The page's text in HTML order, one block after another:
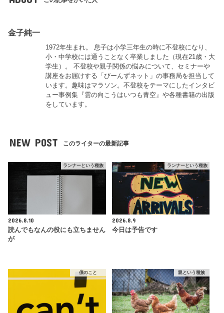
金子純一
1972年生まれ。 息子は小学三年生の時に不登校になり、
小・中学校には通うことなく卒業しました（現在21歳・大
学生）。 不登校や親子関係の悩みについて、セミナーや
講座をお届けする「びーんずネット」の事務局を担当して
います。趣味はマラソン。不登校をテーマにしたインタビ
ュー事例集『雲の向こうはいつも青空』や各種書籍の出版
をしています。
NEW POST このライターの最新記事
ランナーという種族
2026.8.10
読んでもなんの役にも立ちません
が
ランナーという種族
2026.8.9
今日は予告です
僕のこと 親という種族